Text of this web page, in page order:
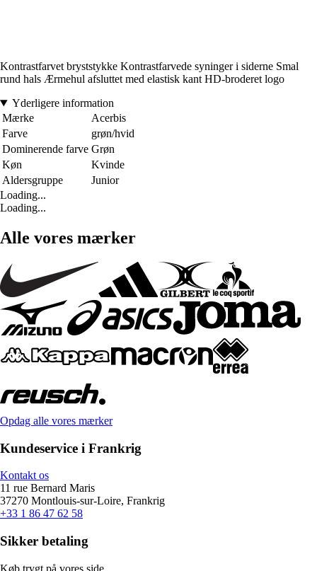
Kontrastfarvet bryststykke Kontrastfarvede syninger i siderne Smal
rund hals Ærmehul afsluttet med elastisk kant HD-broderet logo
Yderligere information
Mærke
Acerbis
Farve
grøn/hvid
Dominerende farve Grøn
Køn
Kvinde
Aldersgruppe
Junior
Loading...
Loading...
Alle vores mærker
Opdag alle vores mærker
Kundeservice i Frankrig
Kontakt os
11 rue Bernard Maris
37270 Montlouis-sur-Loire, Frankrig
+33 1 86 47 62 58
Sikker betaling
Køb trygt på vores side